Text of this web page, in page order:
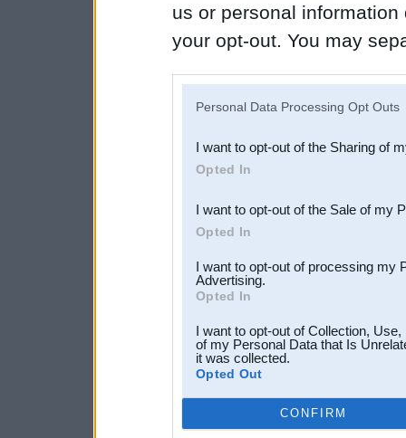
us or personal
your opt-out. You may
Downstream Participants
third parties.
Personal Data Processing Opt Outs
I want to opt-out of the Sharing of
Opted In
I want to opt-out of the Sale of my
Opted In
I want to opt-out of processing my
Advertising.
Opted In
I want to opt-out of Collection,
of my Personal Data that Is
it was collected.
Opted Out
CONFIRM